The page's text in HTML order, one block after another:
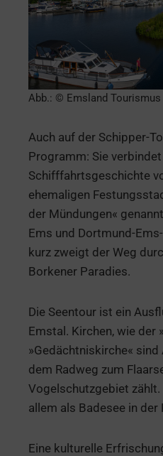
Abb.: © Emsland Tourismus
Auch auf der Schipper-
Programm: Sie
Schifffahrtsgeschichte
ehemaligen
der Mündungen«
Ems und Dortmund-
kurz zweigt der Weg
Borkener Paradies.
Die Seentour ist ein
Emstal. Kirchen, wie der
»Gedächtniskirche«
dem Radweg zum
Vogelschutzgebiet zählt.
allem als Badesee in der
Eine kulturelle